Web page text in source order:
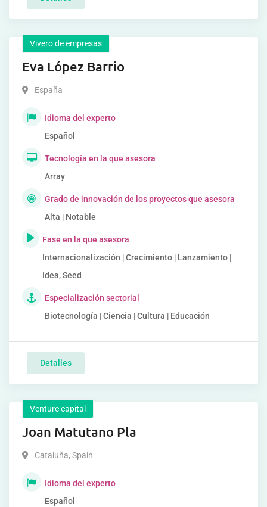
Vivero de empresas
Eva López Barrio
España
Idioma del experto
Español
Tecnología en la que asesora
Array
Grado de innovación de los proyectos que asesora
Alta | Notable
Fase en la que asesora
Internacionalización | Crecimiento | Lanzamiento |
Idea, Seed
Especialización sectorial
Biotecnología | Ciencia | Cultura | Educación
Detalles
Venture capital
Joan Matutano Pla
Cataluña, Spain
Idioma del experto
Español